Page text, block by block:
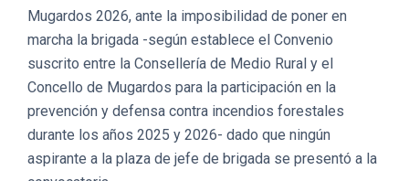
Mugardos 2026, ante la imposibilidad de poner en
marcha la brigada -según establece el Convenio
suscrito entre la Consellería de Medio Rural y el
Concello de Mugardos para la participación en la
prevención y defensa contra incendios forestales
durante los años 2025 y 2026- dado que ningún
aspirante a la plaza de jefe de brigada se presentó a la